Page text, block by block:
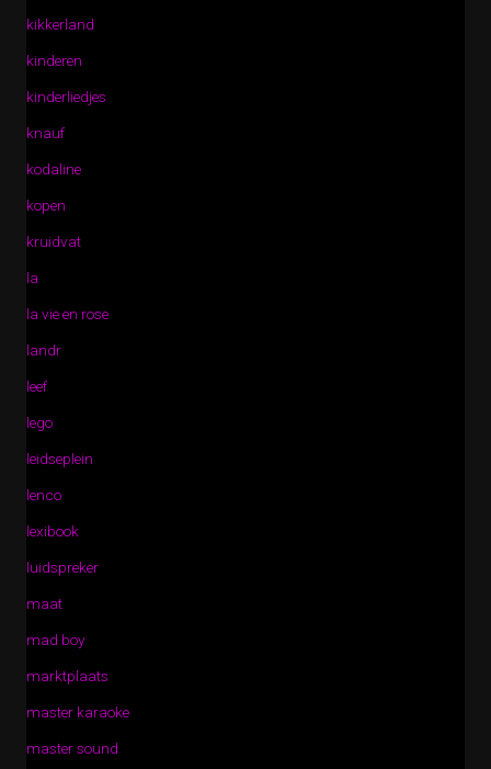
kikkerland
kinderen
kinderliedjes
knauf
kodaline
kopen
kruidvat
la
la vie en rose
landr
leef
lego
leidseplein
lenco
lexibook
luidspreker
maat
mad boy
marktplaats
master karaoke
master sound